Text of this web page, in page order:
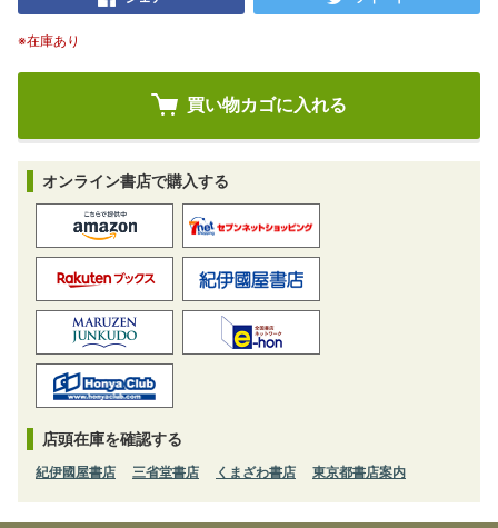
※在庫あり
オンライン書店で購入する
店頭在庫を確認する
紀伊國屋書店 三省堂書店 くまざわ書店 東京都書店案内